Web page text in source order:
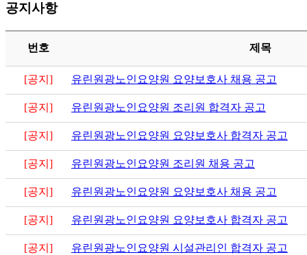
공지사항
번호 제목
[공지] 유린원광노인요양원 요양보호사 채용 공고
[공지] 유린원광노인요양원 조리원 합격자 공고
[공지] 유린원광노인요양원 요양보호사 합격자 공고
[공지] 유린원광노인요양원 조리원 채용 공고
[공지] 유린원광노인요양원 요양보호사 채용 공고
[공지] 유린원광노인요양원 요양보호사 합격자 공고
[공지] 유린원광노인요양원 시설관리인 합격자 공고